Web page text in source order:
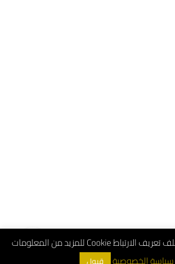
هذا الموقع يستخدم ملف تعريف الارتباط Cookie للمزيد من المعلومات
قبول